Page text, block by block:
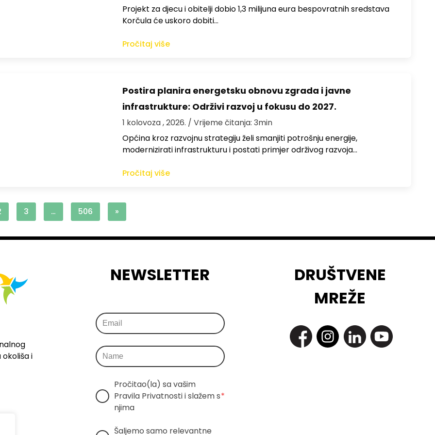
Projekt za djecu i obitelji dobio 1,3 milijuna eura bespovratnih sredstava
Korčula će uskoro dobiti…
Pročitaj više
Postira planira energetsku obnovu zgrada i javne
infrastrukture: Održivi razvoj u fokusu do 2027.
1 kolovoza , 2026. / Vrijeme čitanja: 3min
Općina kroz razvojnu strategiju želi smanjiti potrošnju energije,
modernizirati infrastrukturu i postati primjer održivog razvoja…
Pročitaj više
3 … 506 »
i
NEWSLETTER
Pročitao(la) sa vašim
Pravila Privatnosti i slažem s
njima
*
Šaljemo samo relevantne
DRUŠTVENE
MREŽE